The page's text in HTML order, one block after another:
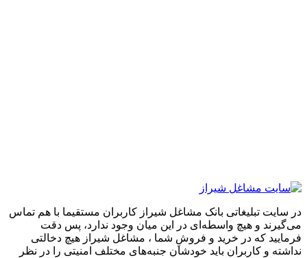
بانک مشاغل شیراز کاربران مستقیما با هم تماس
و هیچ واسطه‌ای در این میان وجود ندارد، پس دقت
که در خرید و فروشِ شما ، مشاغل شیراز هیچ دخالتی
کاربران باید خودشان جنبه‌های مختلف امنیتی را در نظر